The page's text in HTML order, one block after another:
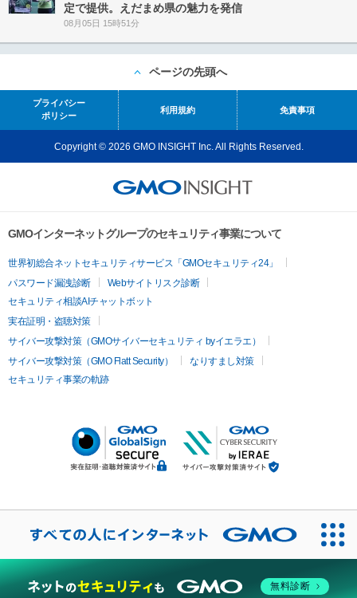
定で提供。えだまめ県の魅力を発信
08月05日 15時51分
ページの先頭へ
プライバシー
ポリシー
利用規約 免責事項
Copyright © 2026 GMO INSIGHT Inc. All Rights Reserved.
GMOインターネットグループのセキュリティ事業について
世界初総合ネットセキュリティサービス「GMOセキュリティ24」
パスワード漏洩診断
Webサイトリスク診断
セキュリティ相談AIチャットボット
実在証明・盗聴対策
サイバー攻撃対策（GMOサイバーセキュリティ byイエラエ）
サイバー攻撃対策（GMO Flatt Security）
なりすまし対策
セキュリティ事業の軌跡
無料診断